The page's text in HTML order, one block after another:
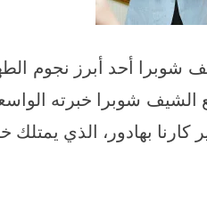
شوبرا أحد أبرز نجوم
الشيف شوبرا خبرته
الذي يمتلك خبرة تزيد عن 15 عاماً في عالم الطهي الهندي، ويعد